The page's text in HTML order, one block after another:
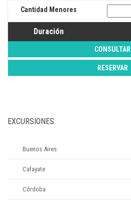
Cantidad Menores
Duración
CONSULTAR
EXCURSIONES
Buenos Aires
Cafayate
Córdoba